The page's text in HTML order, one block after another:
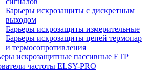
Барьеры искрозащиты с дискретным
выходом
Барьеры искрозащиты измерительные
Барьеры искрозащиты цепей термопар
и термосопротивления
искрозащитные пассивные ЕТР
частоты ELSY-PRO